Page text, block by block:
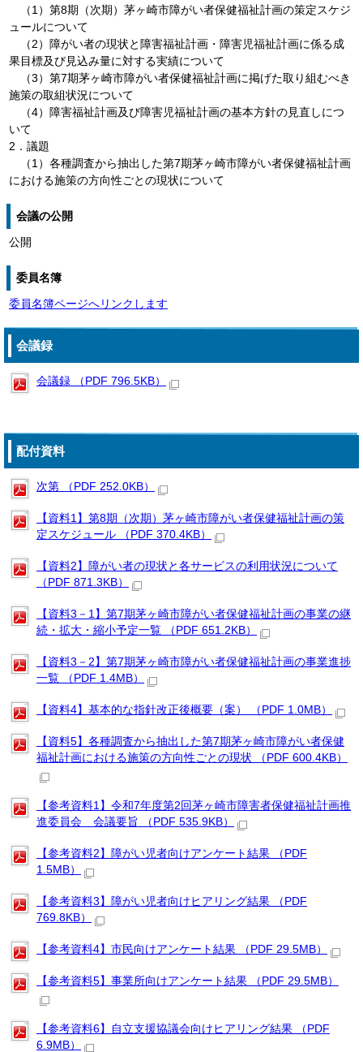
（1）第8期（次期）茅ヶ崎市障がい者保健福祉計画の策定スケジ
ュールについて
（2）障がい者の現状と障害福祉計画・障害児福祉計画に係る成
果目標及び見込み量に対する実績について
（3）第7期茅ヶ崎市障がい者保健福祉計画に掲げた取り組むべき
施策の取組状況について
（4）障害福祉計画及び障害児福祉計画の基本方針の見直しにつ
いて
2．議題
（1）各種調査から抽出した第7期茅ヶ崎市障がい者保健福祉計画
における施策の方向性ごとの現状について
会議の公開
公開
委員名簿
委員名簿ページへリンクします
会議録
会議録 （PDF 796.5KB）
配付資料
次第 （PDF 252.0KB）
【資料1】第8期（次期）茅ヶ崎市障がい者保健福祉計画の策
定スケジュール （PDF 370.4KB）
【資料2】障がい者の現状と各サービスの利用状況について
（PDF 871.3KB）
【資料3－1】第7期茅ヶ崎市障がい者保健福祉計画の事業の継
続・拡大・縮小予定一覧 （PDF 651.2KB）
【資料3－2】第7期茅ヶ崎市障がい者保健福祉計画の事業進捗
一覧 （PDF 1.4MB）
【資料4】基本的な指針改正後概要（案） （PDF 1.0MB）
【資料5】各種調査から抽出した第7期茅ヶ崎市障がい者保健
福祉計画における施策の方向性ごとの現状 （PDF 600.4KB）
【参考資料1】令和7年度第2回茅ヶ崎市障害者保健福祉計画推
進委員会 会議要旨 （PDF 535.9KB）
【参考資料2】障がい児者向けアンケート結果 （PDF
1.5MB）
【参考資料3】障がい児者向けヒアリング結果 （PDF
769.8KB）
【参考資料4】市民向けアンケート結果 （PDF 29.5MB）
【参考資料5】事業所向けアンケート結果 （PDF 29.5MB）
【参考資料6】自立支援協議会向けヒアリング結果 （PDF
6.9MB）